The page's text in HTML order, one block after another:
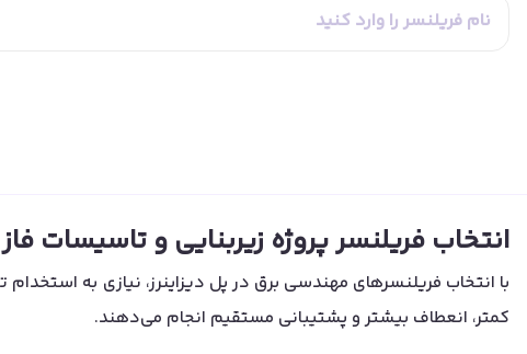
انتخاب فریلنسر پروژه‌ زیربنایی و تاسیسات فاز 1و2 برق
کمتر، انعطاف بیشتر و پشتیبانی مستقیم انجام می‌دهند.